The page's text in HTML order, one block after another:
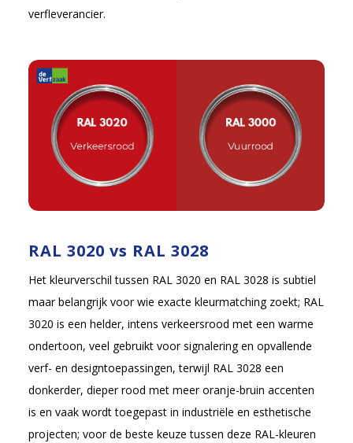
verfleverancier.
RAL 3020 vs RAL 3028
Het kleurverschil tussen RAL 3020 en RAL 3028 is subtiel
maar belangrijk voor wie exacte kleurmatching zoekt; RAL
3020 is een helder, intens verkeersrood met een warme
ondertoon, veel gebruikt voor signalering en opvallende
verf- en designtoepassingen, terwijl RAL 3028 een
donkerder, dieper rood met meer oranje-bruin accenten
is en vaak wordt toegepast in industriële en esthetische
projecten; voor de beste keuze tussen deze RAL-kleuren